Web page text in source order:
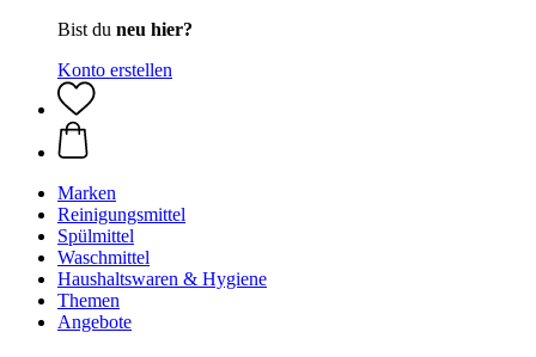
Bist du neu hier?
Konto erstellen
Marken
Reinigungsmittel
Spülmittel
Waschmittel
Haushaltswaren & Hygiene
Themen
Angebote